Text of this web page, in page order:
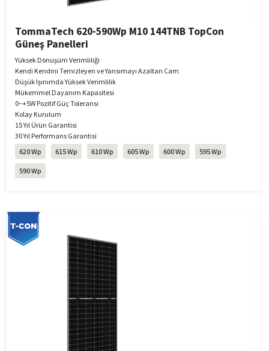
TommaTech 620-590Wp M10 144TNB TopCon
Güneş Panelleri
Yüksek Dönüşüm Verimliliği
Kendi Kendini Temizleyen ve Yansımayı Azaltan Cam
Düşük Işınımda Yüksek Verimlilik
Mükemmel Dayanım Kapasitesi
0~+5W Pozitif Güç Toleransı
Kolay Kurulum
15 Yıl Ürün Garantisi
30 Yıl Performans Garantisi
620 Wp
615 Wp 610 Wp 605 Wp 600 Wp 595 Wp
590 Wp